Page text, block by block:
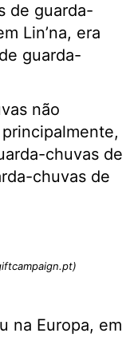
de guarda-
Lin’na, era
guarda-
não
chuvas de
chuvas de
na Europa, em